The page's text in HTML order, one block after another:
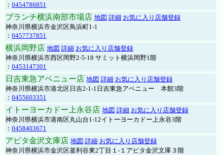
： 0454786851
ブランチ横浜南部市場店 地図 詳細 お気に入り店舗登録
神奈川県横浜市金沢区鳥浜町1-1
： 0457737851
横浜岡野店 地図 詳細 お気に入り店舗登録
神奈川県横浜市西区岡野2-5-18 サミット横浜岡野1階
： 0453147301
日吉東急アベニュー店 地図 詳細 お気に入り店舗登録
神奈川県横浜市港北区日吉2-1-1日吉東急アベニュー 本館3階
： 0455603351
イトーヨーカドー上永谷店 地図 詳細 お気に入り店舗登録
神奈川県横浜市港南区丸山台1-12イトーヨーカドー上永谷3階
： 0458403671
アピタ金沢文庫店 地図 詳細 お気に入り店舗登録
神奈川県横浜市金沢区釜利谷東2丁目１-１アピタ金沢文庫３階